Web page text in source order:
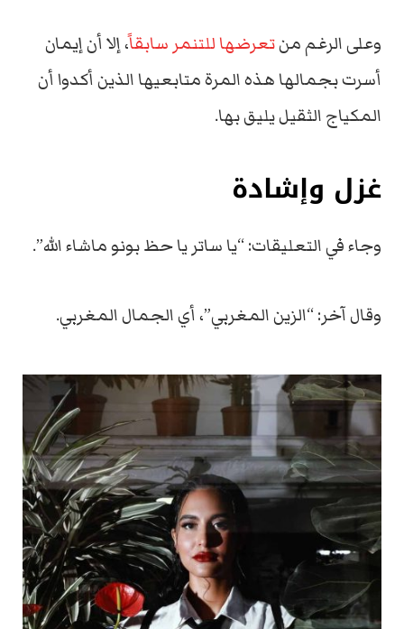
وعلى الرغم منتعرضها للتنمر سابقاً، إلا أن إيمان
أسرت بجمالها هذه المرة متابعيها الذين أكدوا أن
المكياج الثقيل يليق بها.
غزل وإشادة
وجاء في التعليقات: “يا ساتر يا حظ بونو ماشاء الله”.
وقال آخر: “الزين المغربي”، أي الجمال المغربي.